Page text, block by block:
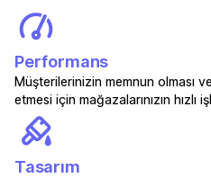
Performans
Müşterilerinizin memnun olması
etmesi için mağazalarınızın hızlı
Tasarım